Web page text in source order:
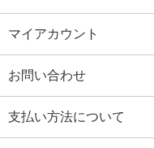
マイアカウント
お問い合わせ
支払い方法について